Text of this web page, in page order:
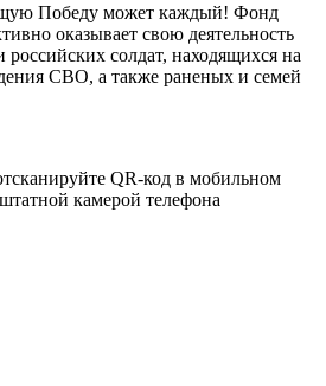
Победу может каждый! Фонд
оказывает свою деятельность
российских солдат, находящихся на
СВО, а также раненых и семей
QR-код в мобильном
камерой телефона